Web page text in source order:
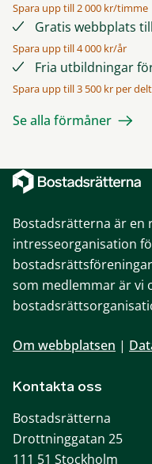
Spara upp till 2 000 kr/timme
Gratis webbplats
Spara upp till 4 000 kr/år
Fria utbildningar
Spara upp till 3 500 kr per
Se alla förmåner
Bostadsrätterna är en
intresseorganisation
som medlemmar är vi
Om webbplatsen |
Kontakta oss
Bostadsrätterna
Drottninggatan 25
111 51 Stockholm